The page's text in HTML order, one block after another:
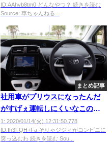
ID:AAhvb8tm0 どんなやつ？ 続きを読む
Source: 車ちゃんねる...
まとめ記事
社用車がプリウスになったんだ
がすげぇ運転しにくいなこの車
ｗｗｗｗｗｗｗ
1: 2020/01/14(火) 12:31:50.778
ID:Ih3FQH+Fa そりゃジジィがコンビニに
突っ込むわ 続きを読む Sou...